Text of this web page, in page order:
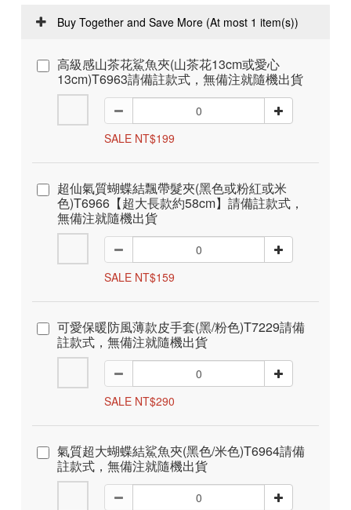
Buy Together and Save More (At most 1 item(s))
高級感山茶花鯊魚夾(山茶花13cm或愛心
13cm)T6963請備註款式，無備注就隨機出貨
SALE NT$199
超仙氣質蝴蝶結飄帶髮夾(黑色或粉紅或米
色)T6966【超大長款約58cm】請備註款式，
無備注就隨機出貨
SALE NT$159
可愛保暖防風薄款皮手套(黑/粉色)T7229請備
註款式，無備注就隨機出貨
SALE NT$290
氣質超大蝴蝶結鯊魚夾(黑色/米色)T6964請備
註款式，無備注就隨機出貨